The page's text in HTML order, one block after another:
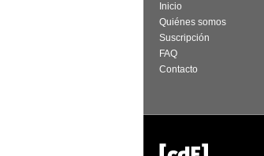
Inicio
Quiénes somos
Suscripción
FAQ
Contacto